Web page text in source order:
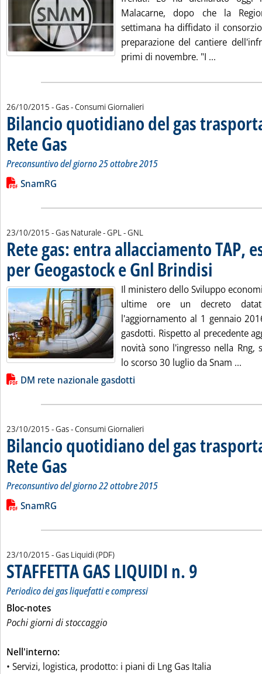
Malacarne, dopo che la
settimana ha diffidato il
preparazione del cantiere
primi di novembre. "I ...
26/10/2015 - Gas - Consumi Giornalieri
Bilancio quotidiano del gas
Rete Gas . Sottotitolo: Preconsuntivo del giorno 25 ottobre 2015
. Pubblicata lunedì 26 ottobre 2015 alle 15.6.
Preconsuntivo del giorno 25 ottobre 2015
Leggi tutta la notizia: 'Bilancio quotidiano del gas
Lista allegati PDF alla notizia
SnamRG
23/10/2015 - Gas Naturale - GPL - GNL
Rete gas: entra allacciamento TAP,
per Geogastock e Gnl Brindisi
Il ministero dello Sviluppo
ultime ore un decreto
l'aggiornamento al 1 gennaio
gasdotti. Rispetto al precedente
novità sono l'ingresso nella Rng,
lo scorso 30 luglio da Snam ...
Lista allegati PDF alla notizia
DM rete nazionale gasdotti
23/10/2015 - Gas - Consumi Giornalieri
Bilancio quotidiano del gas
Rete Gas . Sottotitolo: Preconsuntivo del giorno 22 ottobre 2015
. Pubblicata venerdì 23 ottobre 2015 alle 15.28.
Preconsuntivo del giorno 22 ottobre 2015
Leggi tutta la notizia: 'Bilancio quotidiano del gas
Lista allegati PDF alla notizia
SnamRG
23/10/2015 - Gas Liquidi (PDF)
STAFFETTA GAS LIQUIDI n. 9
Periodico dei gas liquefatti e compressi
Bloc-notes
Pochi giorni di stoccaggio
Nell'interno:
• Servizi, logistica, prodotto: i piani di Lng Gas Italia